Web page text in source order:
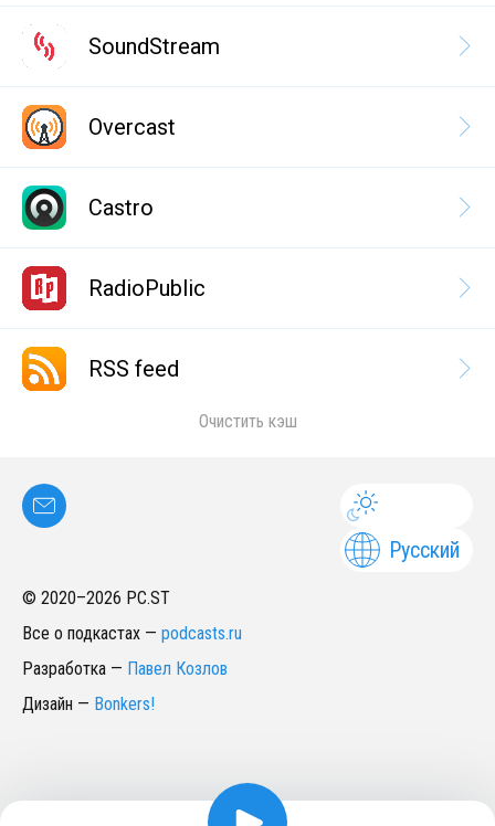
SoundStream
Overcast
Castro
RadioPublic
RSS feed
Очистить кэш
Русский
© 2020–2026 PC.ST
Все о подкастах — podcasts.ru
Разработка — Павел Козлов
Дизайн — Bonkers!